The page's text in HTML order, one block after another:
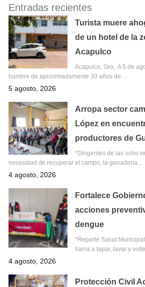
Entradas recientes
Turista muere
de un hotel de la
Acapulco
Acapulco; Gro,. A 5 de
hombre de aproximadamente 30 años de…
5 agosto, 2026
Arropa sector
López en
productores de
*Dirigentes de las ocho
necesidad de recuperar el campo, la ganadería…
4 agosto, 2026
Fortalece
acciones
dengue
*Reparte Salud
llama a tapar, lavar y
4 agosto, 2026
Protección Civil